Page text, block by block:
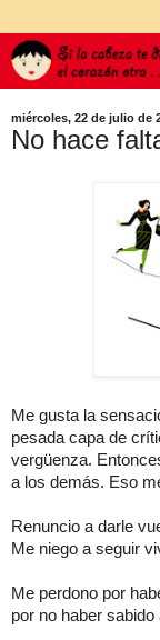
miércoles, 22 de julio de
No hace
Me gusta la
pesada capa de
vergüenza.
a los demás. Eso
Renuncio a darle
Me niego a seguir
Me perdono por
por no haber